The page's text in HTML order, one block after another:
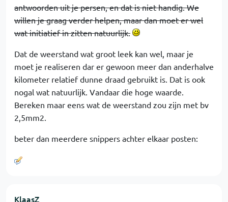
antwoorden uit je persen, en dat is niet handig. We
willen je graag verder helpen, maar dan moet er wel
wat initiatief in zitten natuurlijk.
Dat de weerstand wat groot leek kan wel, maar je
moet je realiseren dar er gewoon meer dan anderhalve
kilometer relatief dunne draad gebruikt is. Dat is ook
nogal wat natuurlijk. Vandaar die hoge waarde.
Bereken maar eens wat de weerstand zou zijn met bv
2,5mm2.
beter dan meerdere snippers achter elkaar posten:
KlaasZ